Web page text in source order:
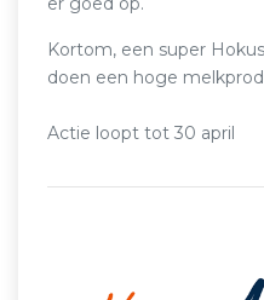
Kortom, een super
doen een hoge
Actie loopt tot 30 april